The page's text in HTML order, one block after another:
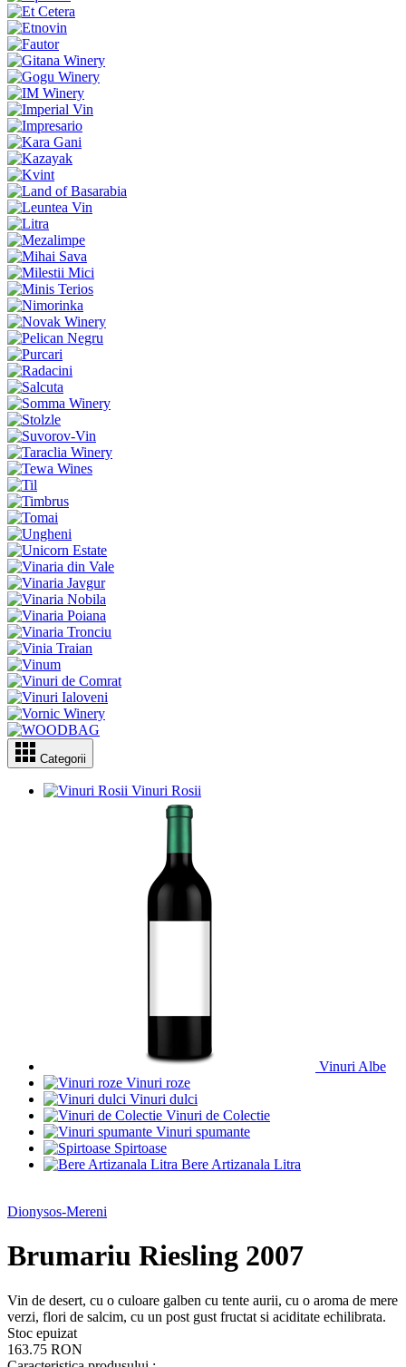
Categorii
Vinuri Rosii
Vinuri Albe
Vinuri roze
Vinuri dulci
Vinuri de Colectie
Vinuri spumante
Spirtoase
Bere Artizanala Litra
Dionysos-Mereni
Brumariu Riesling 2007
Vin de desert, cu o culoare galben cu tente aurii, cu o aroma de mere
verzi, flori de salcim, cu un post gust fructat si aciditate echilibrata.
Stoc epuizat
163.75 RON